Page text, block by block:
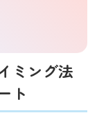
ミング法
ト